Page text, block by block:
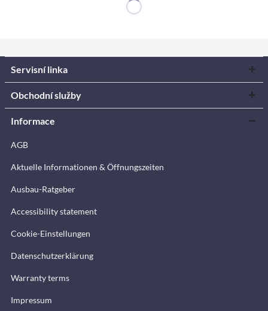
Servisní linka
Obchodní služby
Informace
AGB
Aktuelle Informationen & Öffnungszeiten
Ausbau-Ratgeber
Accessibility statement
Cookie-Einstellungen
Datenschutzerklärung
Warranty terms
Impressum